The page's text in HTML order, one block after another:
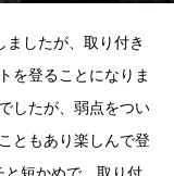
ましたが、取り付き
を登ることになりま
したが、弱点をつい
ともあり楽しんで登